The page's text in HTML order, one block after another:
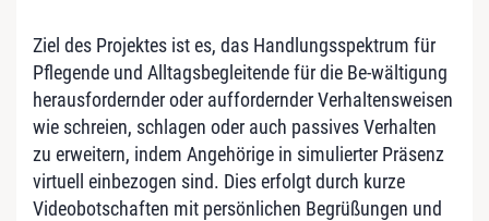
Ziel des Projektes ist es, das Handlungsspektrum für
Pflegende und Alltagsbegleitende für die Be-wältigung
herausfordernder oder auffordernder Verhaltensweisen
wie schreien, schlagen oder auch passives Verhalten
zu erweitern, indem Angehörige in simulierter Präsenz
virtuell einbezogen sind. Dies er­folgt durch kurze
Videobotschaften mit persönlichen Begrüßungen und